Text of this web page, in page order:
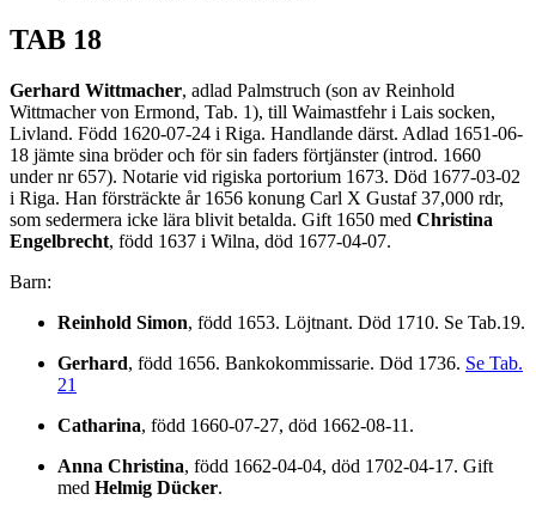
TAB 18
Gerhard Wittmacher, adlad Palmstruch (son av Reinhold
Wittmacher von Ermond, Tab. 1), till Waimastfehr i Lais socken,
Livland. Född 1620-07-24 i Riga. Handlande därst. Adlad 1651-06-
18 jämte sina bröder och för sin faders förtjänster (introd. 1660
under nr 657). Notarie vid rigiska portorium 1673. Död 1677-03-02
i Riga. Han försträckte år 1656 konung Carl X Gustaf 37,000 rdr,
som sedermera icke lära blivit betalda. Gift 1650 med Christina
Engelbrecht, född 1637 i Wilna, död 1677-04-07.
Barn:
Reinhold Simon, född 1653. Löjtnant. Död 1710. Se Tab.19.
Gerhard, född 1656. Bankokommissarie. Död 1736. Se Tab.
21
Catharina, född 1660-07-27, död 1662-08-11.
Anna Christina, född 1662-04-04, död 1702-04-17. Gift
med Helmig Dücker.